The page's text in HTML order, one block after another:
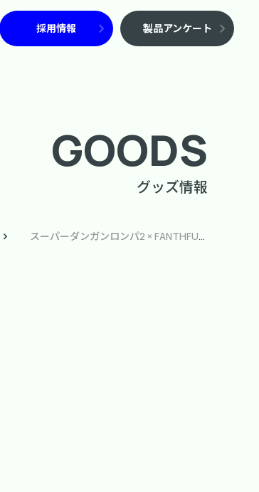
採用情報 製品アンケート
GOODS
グッズ情報
スーパーダンガンロンパ2 × FANTHFUL 御守り(ブラインド)8個入りBOX